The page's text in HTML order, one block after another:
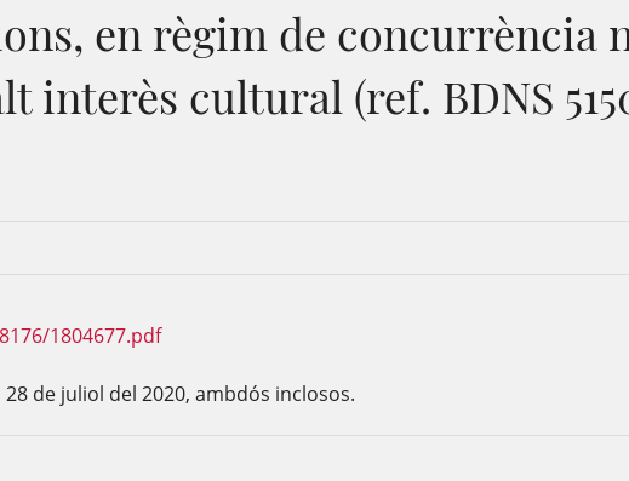
en règim de concurrència
interès cultural (ref. BDNS
1804677.pdf
de juliol del 2020, ambdós inclosos.